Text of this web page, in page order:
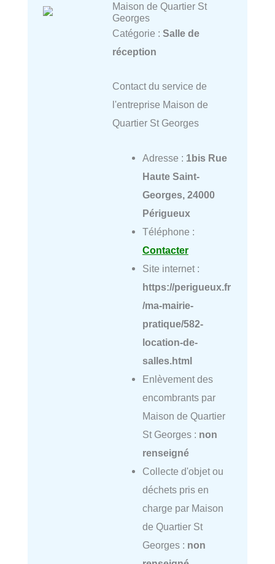
Maison de Quartier St
Georges
Catégorie : Salle de
réception
Contact du service de
l'entreprise Maison de
Quartier St Georges
Adresse : 1bis Rue
Haute Saint-
Georges, 24000
Périgueux
Téléphone :
Contacter
Site internet :
https://perigueux.fr
/ma-mairie-
pratique/582-
location-de-
salles.html
Enlèvement des
encombrants par
Maison de Quartier
St Georges : non
renseigné
Collecte d'objet ou
déchets pris en
charge par Maison
de Quartier St
Georges : non